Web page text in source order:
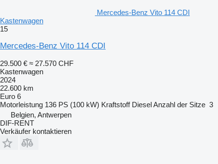
Mercedes-Benz Vito 114 CDI
Kastenwagen
15
Mercedes-Benz Vito 114 CDI
29.500 € ≈ 27.570 CHF
Kastenwagen
2024
22.600 km
Euro 6
Motorleistung 136 PS (100 kW) Kraftstoff DieselAnzahl der Sitze 3
Belgien, Antwerpen
DIF-RENT
Verkäufer kontaktieren